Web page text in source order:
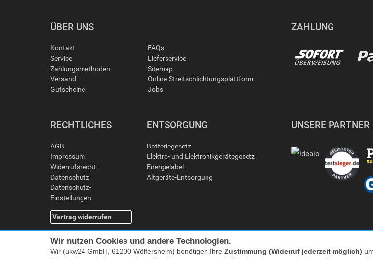
ÜBER UNS
Kontakt
Service
Zahlungsmethoden
Versand
Gutscheine
FAQs
Lieferservice
Sitemap
Online-Streitschlichtungsplattform
Jobs
ZAHLUNG
RECHTLICHES
AGB
Impressum
Widerrufsrecht
Datenschutz
Datenschutz-
Einstellungen
Vertrag widerrufen
ENTSORGUNG
Batteriegesetz
Elektro- und Elektronikgerätegesetz
Energielabel
Altgeräte-Entsorgung
UNSERE PARTNER
Wir nutzen Cookies und andere Technologien.
Wir (ukw24 GmbH, 61200 Wölfersheim) benötigen Ihre Zustimmung (Widerruf jederzeit möglich)